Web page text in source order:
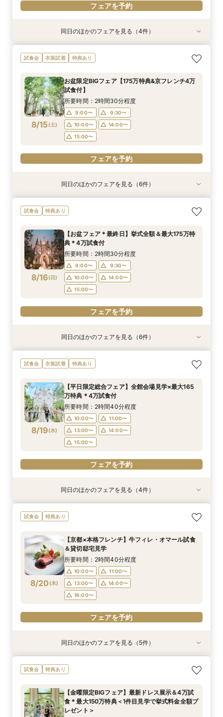
フェアを予約
衣装試着 特典あり
8/14(金)
【初めての見学もオススメ】全館見学＆見積もり
相談＆絶品試食付
11:00〜
14:00〜
15:00〜
フェアを予約
衣装試着 特典あり
8/14(金)
【10名58万円◆限定プラン紹介】少人数ウエ
ディング相談フェア
12:00〜
16:00〜
フェアを予約
特典あり
8/14(金)
【ドレス特典付】全館ゆったり見学×挙式体験×
花嫁ドレス診断
11:00〜
15:00〜
17:30〜
フェアを予約
特典あり
8/14(金)
【料理重視のお二人へ】全館開放見学&4万試食
付フェア♪
11:00〜
13:00〜
14:00〜
フェアを予約
同日のほかのフェアを見る（4件）
試食会 衣装試着 特典あり
8/15(土)
お盆限定BIGフェア【175万特典&京フレンチ4万
試食付】
所要時間：2時間30分程度
9:00〜
9:30〜
10:00〜
14:00〜
15:00〜
フェアを予約
衣装試着 特典あり
8/15(土)
【マタニティＷ相談会】半年以内ＯＫ＆最大155
万優待付フェア
9:00〜
14:00〜
フェアを予約
衣装試着 特典あり
8/15(土)
【ペットと一緒の結婚式】大切な家族も一緒の結
婚式をご提案
9:00〜
14:00〜
15:00〜
フェアを予約
特典あり
8/15(土)
【家族で挙式＆会食】当館で一番お得な57万円プ
ラン紹介フェア
9:00〜
14:00〜
15:00〜
16:00〜
フェアを予約
衣装試着 特典あり
8/15(土)
【初めての見学も安心】全館見学＆予算相談＆4
万試食付フェア
9:00〜
14:00〜
15:00〜
17:00〜
フェアを予約
衣装試着 特典あり
8/15(土)
【料理重視◎】京フレンチハーフコース試食付
フェア（4万相当）
9:00〜
フェアを予約
衣装試着 特典あり
8/15(土)
【ドレス試着付】憧れのDESTINY LINE★最高峰
ドレス体験付フェア
9:00〜
14:00〜
15:00〜
17:00〜
フェアを予約
同日のほかのフェアを見る（6件）
試食会 特典あり
8/16(日)
【お盆フェア＊最終日】挙式全額＆最大175万特
典＊4万試食付
所要時間：2時間30分程度
9:00〜
9:30〜
10:00〜
14:00〜
15:00〜
フェアを予約
特典あり
8/16(日)
LGBTQ＋FRIENDLY*レインボーウェディング
フェア
8:45〜 14:00〜
フェアを予約
衣装試着 特典あり
8/16(日)
【子供と一緒に結婚式】ファミリー婚★キッズス
ペース付フェア
9:00〜
14:00〜
15:00〜
フェアを予約
衣装試着 特典あり
8/16(日)
【予算重視のお二人】全館見学＆見積り相談付き
フェア（試食付）
9:00〜
14:00〜
15:00〜
フェアを予約
特典あり
8/16(日)
【家族で挙式＆会食】当館で一番お得な57万円プ
ラン紹介フェア
9:00〜
10:00〜
14:00〜
15:00〜
16:00〜
フェアを予約
衣装試着 特典あり
8/16(日)
【初めての見学も安心】全館見学＆予算相談＆4
万試食付フェア
9:00〜
10:00〜
14:00〜
15:00〜
17:00〜
フェアを予約
8/16(日)
【自宅で60分】3邸宅を比較解説！予算×準備オ
ンライン相談会
16:00〜
17:00〜
18:00〜
19:00〜
フェアを予約
同日のほかのフェアを見る（6件）
試食会 衣装試着 特典あり
8/19(水)
【平日限定総合フェア】全館会場見学×最大165
万特典＊4万試食付
所要時間：2時間40分程度
10:00〜
11:00〜
13:00〜
14:00〜
15:00〜
フェアを予約
衣装試着 特典あり
8/19(水)
【初めての見学もオススメ】全館見学＆見積もり
相談＆絶品試食付
11:00〜
14:00〜
15:00〜
フェアを予約
衣装試着 特典あり
8/19(水)
【10名58万円◆限定プラン紹介】少人数ウエ
ディング相談フェア
12:00〜
16:00〜
フェアを予約
特典あり
8/19(水)
【ドレス特典付】全館ゆったり見学×挙式体験×
花嫁ドレス診断
11:00〜
15:00〜
17:30〜
フェアを予約
衣装試着 特典あり
8/19(水)
【マタニティＷ相談会】半年以内ＯＫ＆最大155
万優待付フェア
11:00〜
14:00〜
フェアを予約
同日のほかのフェアを見る（4件）
試食会 特典あり
8/20 (木)
【京都×本格フレンチ】牛フィレ・オマール試食
＆貸切邸宅見学
所要時間：2時間40分程度
10:00〜
11:00〜
13:00〜
14:00〜
16:00〜
フェアを予約
衣装試着 特典あり
8/20(木)
【初めての見学もオススメ】全館見学＆見積もり
相談＆絶品試食付
11:00〜
13:00〜
14:00〜
特典あり
8/20(木)
【料理重視のお二人へ】全館開放見学&4万試食
付フェア♪
11:00〜
12:00〜
13:00〜
衣装試着 特典あり
8/20(木)
【マタニティＷ相談会】半年以内ＯＫ＆最大155
万優待付フェア
11:00〜
13:00〜
14:00〜
衣装試着 特典あり
8/20(木)
【ペットと一緒の結婚式】大切な家族も一緒の結
婚式をご提案
12:00〜
14:30〜
16:00〜
衣装試着 特典あり
8/20(木)
【予算重視の方◎】平日限定プラン紹介（最大
155万優待）フェア
12:00〜
13:00〜
14:00〜
同日のほかのフェアを見る（5件）
試食会 特典あり
【金曜限定BIGフェア】最新ドレス展示＆4万試
食＊最大150万特典＜1件目見学で挙式料金全額プ
レゼント＞